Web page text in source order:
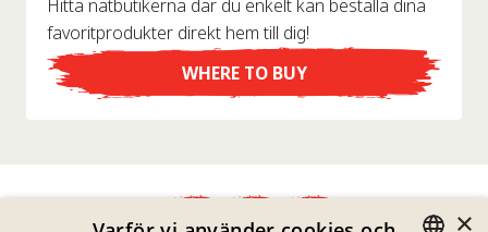
Hitta nätbutikerna där du enkelt kan beställa dina
favoritprodukter direkt hem till dig!
WHERE TO BUY
×